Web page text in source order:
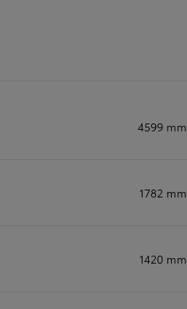
4599 mm
1782 mm
1420 mm